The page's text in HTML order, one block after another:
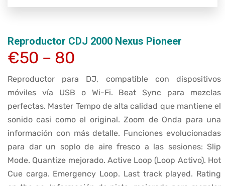
Reproductor CDJ 2000 Nexus Pioneer
€50 – 80
Reproductor para DJ, compatible con dispositivos
móviles vía USB o Wi-Fi. Beat Sync para mezclas
perfectas. Master Tempo de alta calidad que mantiene el
sonido casi como el original. Zoom de Onda para una
información con más detalle. Funciones evolucionadas
para dar un soplo de aire fresco a las sesiones: Slip
Mode. Quantize mejorado. Active Loop (Loop Activo). Hot
Cue carga. Emergency Loop. Last track played. Rating